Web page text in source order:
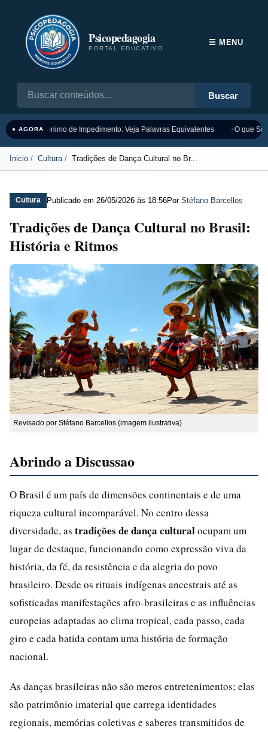
Psicopedagogia
PORTAL EDUCATIVO
Buscar
☰ MENU
● AGORASinônimo de Impedimento: Veja Palavras Equivalentes O que
Inicio Cultura Tradições de Dança Cultural no Br...
Cultura Publicado em 26/05/2026 às 18:56Por Stéfano Barcellos
Tradições de Dança Cultural no Brasil:
História e Ritmos
Revisado por Stéfano Barcellos (imagem ilustrativa)
Abrindo a Discussao
O Brasil é um país de dimensões continentais e de uma
riqueza cultural incomparável. No centro dessa
diversidade, as tradições de dança culturalocupam um
lugar de destaque, funcionando como expressão viva da
história, da fé, da resistência e da alegria do povo
brasileiro. Desde os rituais indígenas ancestrais até as
sofisticadas manifestações afro-brasileiras e as influências
europeias adaptadas ao clima tropical, cada passo, cada
giro e cada batida contam uma história de formação
nacional.
As danças brasileiras não são meros entretenimentos; elas
são patrimônio imaterial que carrega identidades
regionais, memórias coletivas e saberes transmitidos de